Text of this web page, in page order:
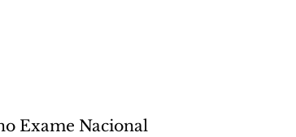
Exame Nacional